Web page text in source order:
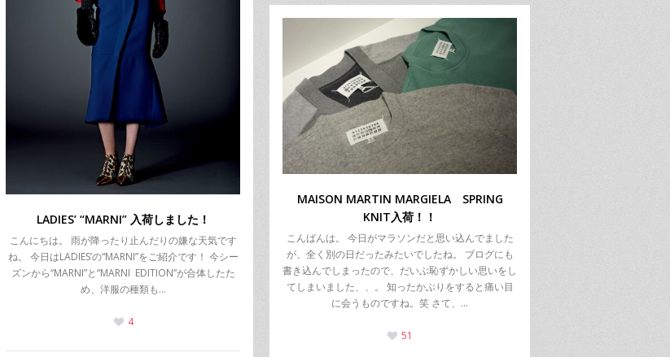
LADIES’ “MARNI” 入荷しました！
こんにちは。 雨が降ったり止んだりの嫌な天気です
ね。 今日はLADIES’の“MARNI”をご紹介です！ 今シー
ズンから“MARNI”と“MARNI EDITION”が合体したた
め、洋服の種類も…
4
MAISON MARTIN MARGIELA SPRING
KNIT入荷！！
こんばんは。 今日がマラソンだと思い込んでました
が、全く別の日だったみたいでしたね。 ブログにも
書き込んでしまったので、だいぶ恥ずかしい思いをし
てしまいました、、。 知ったかぶりをすると痛い目
に会うものですね。笑 さて、…
51